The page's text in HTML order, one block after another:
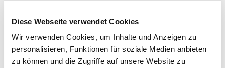
Diese Webseite verwendet Cookies
Wir verwenden Cookies, um Inhalte und Anzeigen zu
personalisieren, Funktionen für soziale Medien anbieten
zu können und die Zugriffe auf unsere Website zu